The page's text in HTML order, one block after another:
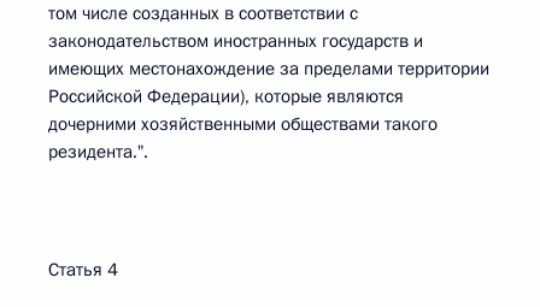
том числе созданных в соответствии с
законодательством иностранных государств и
имеющих местонахождение за пределами территории
Российской Федерации), которые являются
дочерними хозяйственными обществами такого
резидента.".
Статья 4